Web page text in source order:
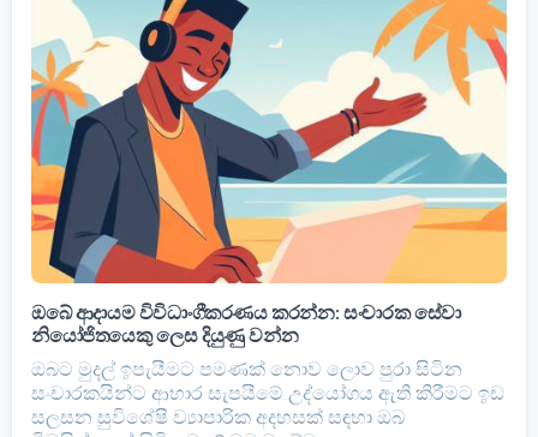
ඔබේ ආදායම විවිධාංගීකරණය කරන්න: සංචාරක සේවා
නියෝජිතයෙකු ලෙස දියුණු වන්න
ඔබට මුදල් ඉපැයීමට පමණක් නොව ලොව පුරා සිටින
සංචාරකයින්ට ආහාර සැපයීමේ උද්යෝගය ඇති කිරීමට ඉඩ
සලසන සුවිශේෂී ව්‍යාපාරික අදහසක් සඳහා ඔබ